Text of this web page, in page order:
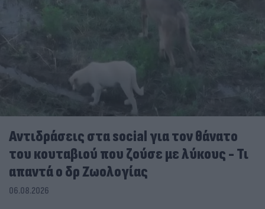
Αντιδράσεις στα social για τον θάνατο
του κουταβιού που ζούσε με λύκους - Τι
απαντά ο δρ Ζωολογίας
06.08.2026